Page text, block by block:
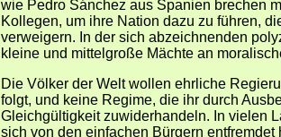
wie Pedro Sánchez aus Spanien brechen
Kollegen, um ihre Nation dazu zu führen,
verweigern. In der sich abzeichnenden
kleine und mittelgroße Mächte an
Die Völker der Welt wollen ehrliche
folgt, und keine Regime, die ihr durch
Gleichgültigkeit zuwiderhandeln. In vielen
sich von den einfachen Bürgern